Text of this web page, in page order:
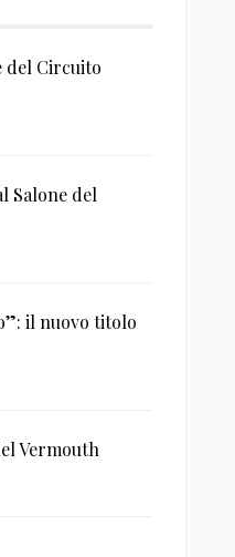
del Circuito
Salone del
il nuovo titolo
Vermouth